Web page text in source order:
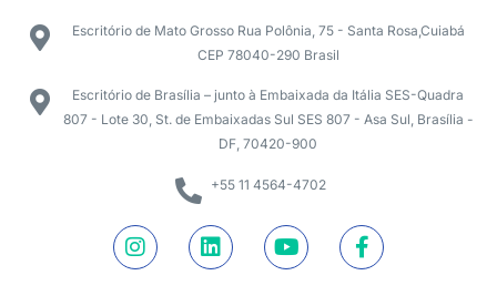
Escritório de Mato Grosso Rua Polônia, 75 - Santa Rosa,Cuiabá
CEP 78040-290 Brasil
Escritório de Brasília – junto à Embaixada da Itália SES-Quadra
807 - Lote 30, St. de Embaixadas Sul SES 807 - Asa Sul, Brasília -
DF, 70420-900
+55 11 4564-4702